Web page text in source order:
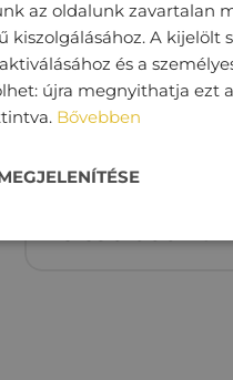
PEUGEOT 5008
59 000 km
az oldalunk zavartalan
kiszolgálásához. A kijelölt
és a
újra megnyithatja ezt
Bővebben